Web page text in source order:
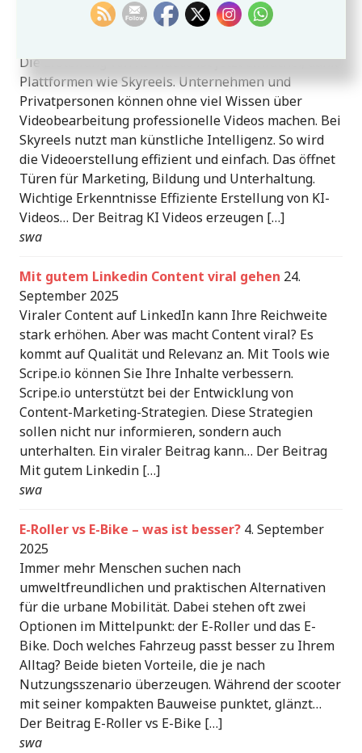
Die Erstellung von KI-Videos ist jetzt einfacher, dank
Plattformen wie Skyreels. Unternehmen und
Privatpersonen können ohne viel Wissen über
Videobearbeitung professionelle Videos machen. Bei
Skyreels nutzt man künstliche Intelligenz. So wird
die Videoerstellung effizient und einfach. Das öffnet
Türen für Marketing, Bildung und Unterhaltung.
Wichtige Erkenntnisse Effiziente Erstellung von KI-
Videos… Der Beitrag KI Videos erzeugen […]
swa
Mit gutem Linkedin Content viral gehen 24.
September 2025
Viraler Content auf LinkedIn kann Ihre Reichweite
stark erhöhen. Aber was macht Content viral? Es
kommt auf Qualität und Relevanz an. Mit Tools wie
Scripe.io können Sie Ihre Inhalte verbessern.
Scripe.io unterstützt bei der Entwicklung von
Content-Marketing-Strategien. Diese Strategien
sollen nicht nur informieren, sondern auch
unterhalten. Ein viraler Beitrag kann… Der Beitrag
Mit gutem Linkedin […]
swa
E-Roller vs E-Bike – was ist besser? 4. September
2025
Immer mehr Menschen suchen nach
umweltfreundlichen und praktischen Alternativen
für die urbane Mobilität. Dabei stehen oft zwei
Optionen im Mittelpunkt: der E-Roller und das E-
Bike. Doch welches Fahrzeug passt besser zu Ihrem
Alltag? Beide bieten Vorteile, die je nach
Nutzungsszenario überzeugen. Während der scooter
mit seiner kompakten Bauweise punktet, glänzt…
Der Beitrag E-Roller vs E-Bike […]
swa